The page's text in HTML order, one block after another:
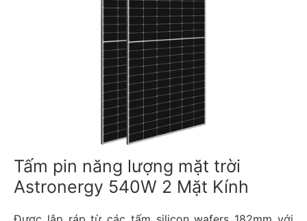
Tấm pin năng lượng mặt trời
Astronergy 540W 2 Mặt Kính